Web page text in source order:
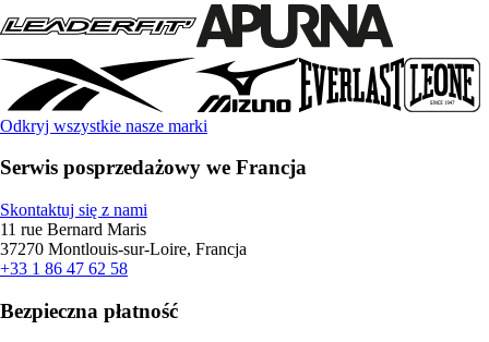
Odkryj wszystkie nasze marki
Serwis posprzedażowy we Francja
Skontaktuj się z nami
11 rue Bernard Maris
37270 Montlouis-sur-Loire, Francja
+33 1 86 47 62 58
Bezpieczna płatność